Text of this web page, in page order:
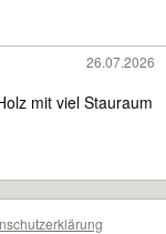
26.07.2026
mit viel Stauraum